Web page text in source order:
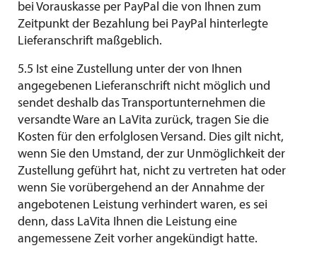
bei Vorauskasse per PayPal die von Ihnen zum
Zeitpunkt der Bezahlung bei PayPal hinterlegte
Lieferanschrift maßgeblich.
5.5 Ist eine Zustellung unter der von Ihnen
angegebenen Lieferanschrift nicht möglich und
sendet deshalb das Transportunternehmen die
versandte Ware an LaVita zurück, tragen Sie die
Kosten für den erfolglosen Versand. Dies gilt nicht,
wenn Sie den Umstand, der zur Unmöglichkeit der
Zustellung geführt hat, nicht zu vertreten hat oder
wenn Sie vorübergehend an der Annahme der
angebotenen Leistung verhindert waren, es sei
denn, dass LaVita Ihnen die Leistung eine
angemessene Zeit vorher angekündigt hatte.